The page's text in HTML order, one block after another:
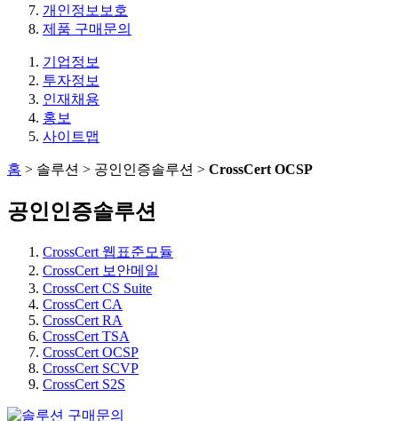
개인정보보호
제품 구매문의
기업정보
투자정보
인재채용
홍보
사이트맵
홈 > 솔루션 > 공인인증솔루션 > CrossCert OCSP
공인인증솔루션
CrossCert 웹표준모듈
CrossCert 보안메일
CrossCert CS Suite
CrossCert CA
CrossCert RA
CrossCert TSA
CrossCert OCSP
CrossCert SCVP
CrossCert S2S